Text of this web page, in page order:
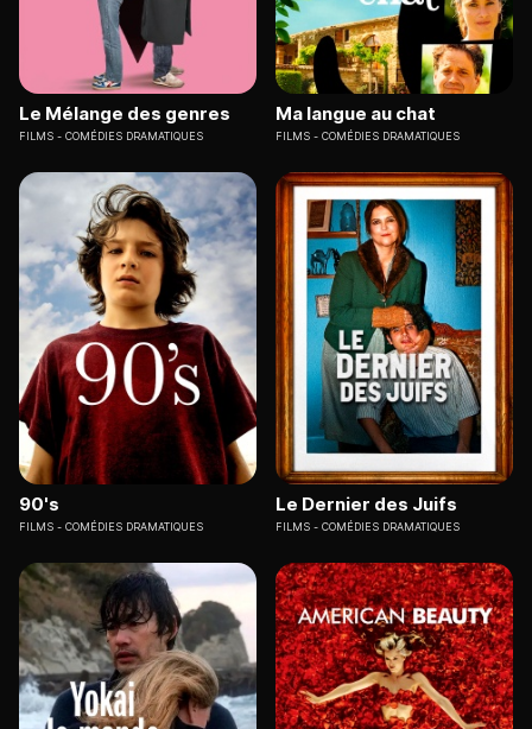
Le Mélange des genres
FILMS COMÉDIES DRAMATIQUES
Ma langue au chat
FILMS COMÉDIES DRAMATIQUES
90's
FILMS COMÉDIES DRAMATIQUES
Le Dernier des Juifs
FILMS COMÉDIES DRAMATIQUES